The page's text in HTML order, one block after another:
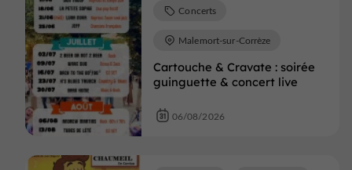
Cartouche & Cravate : soirée
guinguette & concert live
Concerts
Malemort-sur-Corrèze
06/08/2026